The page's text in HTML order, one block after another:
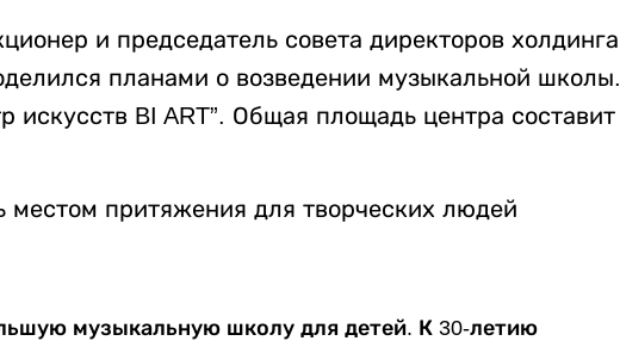
и председатель совета директоров холдинга
планами о возведении музыкальной школы.
искусств BI ART”. Общая площадь центра составит
местом притяжения для творческих людей
музыкальную школу для детей. К 30-летию